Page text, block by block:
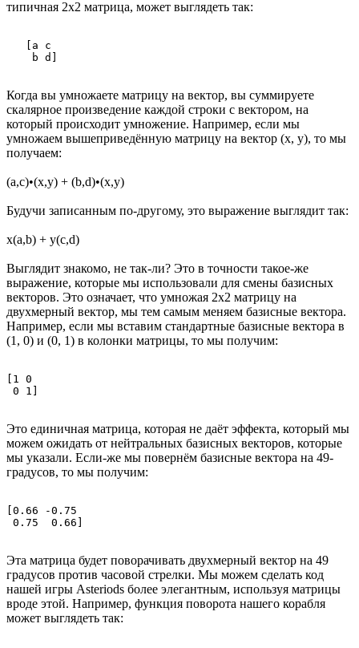
типичная 2x2 матрица, может выглядеть так:
   [a c
Когда вы умножаете матрицу на вектор, вы суммируете
скалярное произведение каждой строки с вектором, на
который происходит умножение. Например, если мы
умножаем вышеприведённую матрицу на вектор (x, y), то мы
получаем:
(a,c)•(x,y) + (b,d)•(x,y)
Будучи записанным по-другому, это выражение выглядит так:
x(a,b) + y(c,d)
Выглядит знакомо, не так-ли? Это в точности такое-же
выражение, которые мы использовали для смены базисных
векторов. Это означает, что умножая 2x2 матрицу на
двухмерный вектор, мы тем самым меняем базисные вектора.
Например, если мы вставим стандартные базисные вектора в
(1, 0) и (0, 1) в колонки матрицы, то мы получим:
[1 0
Это единичная матрица, которая не даёт эффекта, который мы
можем ожидать от нейтральных базисных векторов, которые
мы указали. Если-же мы повернём базисные вектора на 49-
градусов, то мы получим:
[0.66 -0.75
Эта матрица будет поворачивать двухмерный вектор на 49
градусов против часовой стрелки. Мы можем сделать код
нашей игры Asteriods более элегантным, используя матрицы
вроде этой. Например, функция поворота нашего корабля
может выглядеть так: